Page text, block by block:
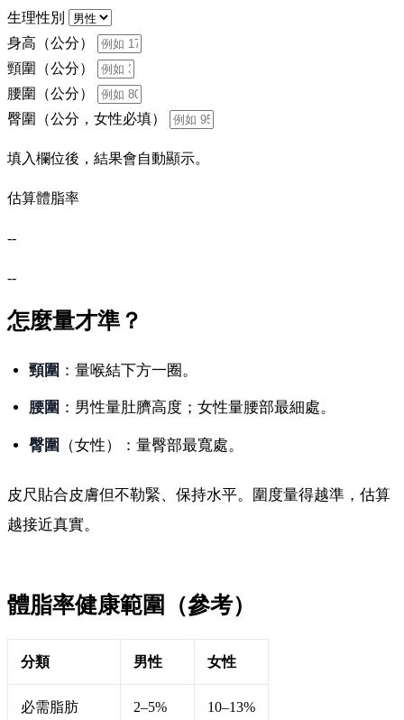
生理性別
身高（公分）
頸圍（公分）
腰圍（公分）
臀圍（公分，女性必填）
填入欄位後，結果會自動顯示。
估算體脂率
--
--
怎麼量才準？
頸圍 ：量喉結下方一圈。
腰圍 ：男性量肚臍高度；女性量腰部最細處。
臀圍 （女性）：量臀部最寬處。
皮尺貼合皮膚但不勒緊、保持水平。圍度量得越準，估算
越接近真實。
體脂率健康範圍（參考）
分類 男性 女性
必需脂肪 2–5% 10–13%